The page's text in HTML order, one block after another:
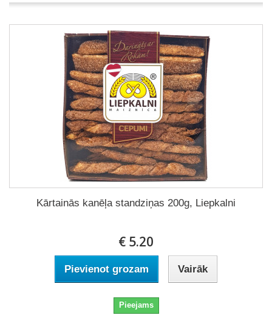
Kārtainās kanēļa standziņas 200g, Liepkalni
€ 5.20
Pievienot grozam Vairāk
Pieejams